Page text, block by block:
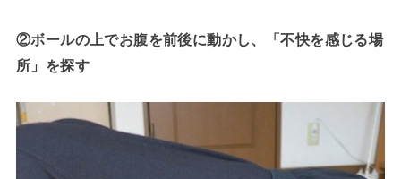
②ボールの上でお腹を前後に動かし、「不快を感じる場
所」を探す